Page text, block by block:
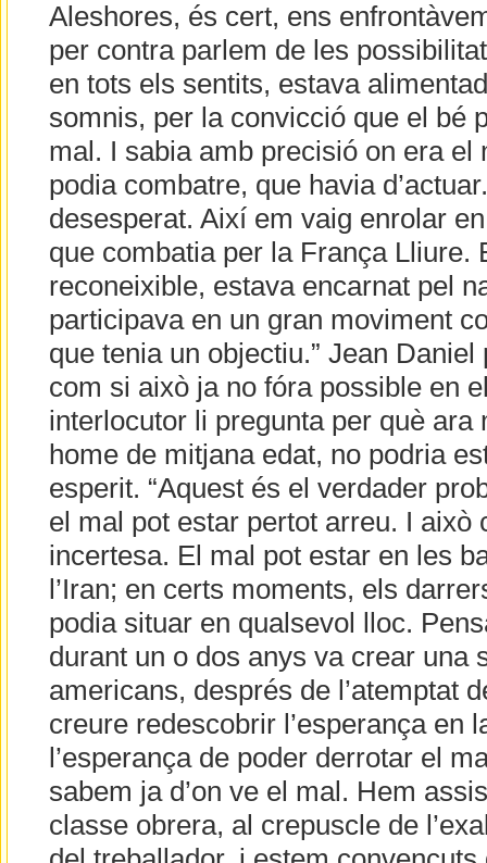
Aleshores, és cert, ens
per contra parlem de les
en tots els sentits, estava
somnis, per la convicció que el bé
mal. I sabia amb precisió on era el
podia combatre, que havia
desesperat. Així em vaig enrolar
que combatia per la França Lliure.
reconeixible, estava encarnat pel
participava en un gran moviment
que tenia un objectiu.” Jean
com si això ja no fóra possible en
interlocutor li pregunta per què ara
home de mitjana edat, no podria
esperit. “Aquest és el verdader
el mal pot estar pertot arreu. I això
incertesa. El mal pot estar en les
l’Iran; en certs moments, els
podia situar en qualsevol lloc.
durant un o dos anys va crear una
americans, després de l’atemptat
creure redescobrir l’esperança en
l’esperança de poder derrotar el
sabem ja d’on ve el mal. Hem
classe obrera, al crepuscle de